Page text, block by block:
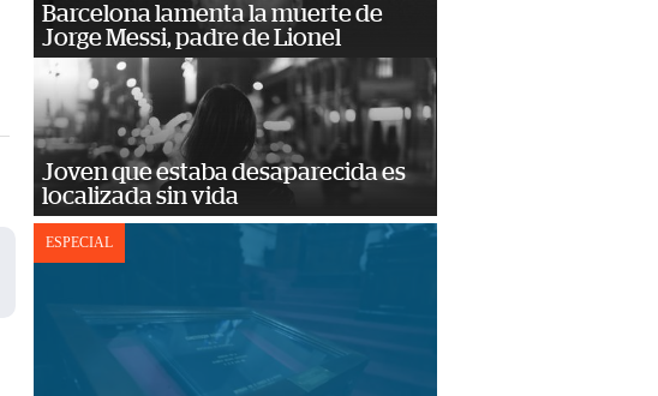
Barcelona lamenta la muerte de
Jorge Messi, padre de Lionel
Joven que estaba desaparecida es
localizada sin vida
ESPECIAL